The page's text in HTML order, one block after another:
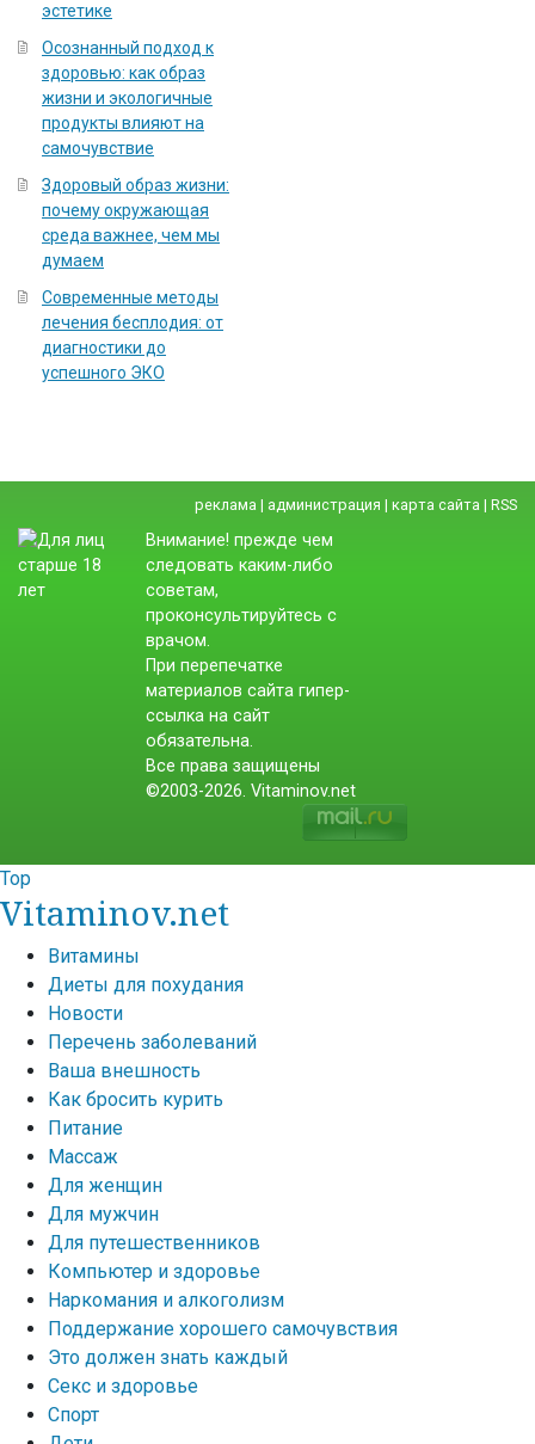
эстетике
Осознанный подход к
здоровью: как образ
жизни и экологичные
продукты влияют на
самочувствие
Здоровый образ жизни:
почему окружающая
среда важнее, чем мы
думаем
Современные методы
лечения бесплодия: от
диагностики до
успешного ЭКО
реклама | администрация | карта сайта | RSS
Внимание! прежде чем
следовать каким-либо
советам,
проконсультируйтесь с
врачом.
При перепечатке
материалов сайта гипер-
ссылка на сайт
обязательна.
Все права защищены
©2003-2026. Vitaminov.net
Top
Vitaminov.net
Витамины
Диеты для похудания
Новости
Перечень заболеваний
Ваша внешность
Как бросить курить
Питание
Массаж
Для женщин
Для мужчин
Для путешественников
Компьютер и здоровье
Наркомания и алкоголизм
Поддержание хорошего самочувствия
Это должен знать каждый
Секс и здоровье
Спорт